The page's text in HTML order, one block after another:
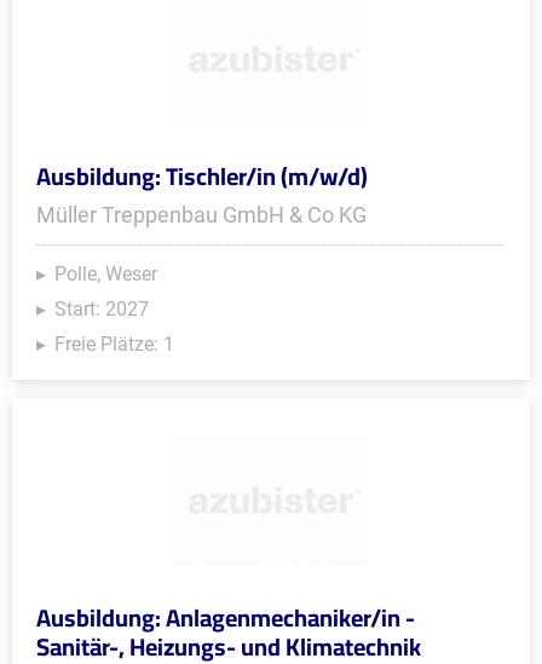
Ausbildung: Tischler/in (m/w/d)
Müller Treppenbau GmbH & Co KG
Polle, Weser
Start: 2027
Freie Plätze: 1
Ausbildung: Anlagenmechaniker/in -
Sanitär-, Heizungs- und Klimatechnik